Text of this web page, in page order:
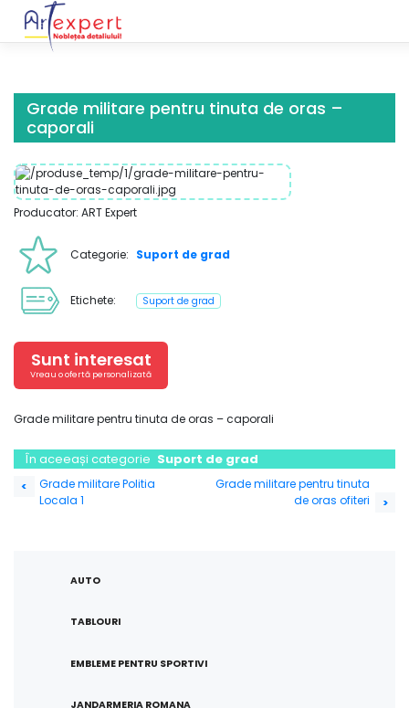
Grade militare pentru tinuta de oras –
caporali
Producator: ART Expert
Categorie: Suport de grad
Etichete: Suport de grad
Sunt interesat
Vreau o ofertă personalizată
Grade militare pentru tinuta de oras – caporali
În aceeași categorie Suport de grad
Navigare
Grade militare pentru tinuta
de oras ofiteri
>
<
Grade militare Politia
Locala 1
AUTO
TABLOURI
EMBLEME PENTRU SPORTIVI
JANDARMERIA ROMANA